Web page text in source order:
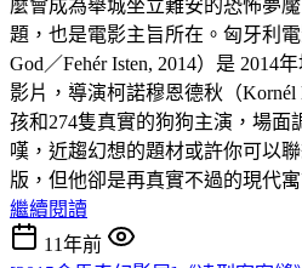
麼會成為舉城坐立難安的恐怖夢
題，也是電影主旨所在。匈牙利
God／Fehér Isten, 2014）是 2014
影片，導演柯諾穆恩德秋（
孩和274隻真實的狗狗主演，場面
嘆，近趨幻想的題材或許你可以
版，但他卻是再真實不過的現代寓
繼續閱讀
11年前